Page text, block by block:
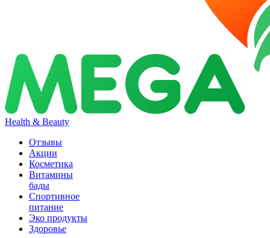
Health & Beauty
Отзывы
Акции
Косметика
Витамины
бады
Спортивное
питание
Эко продукты
Здоровье